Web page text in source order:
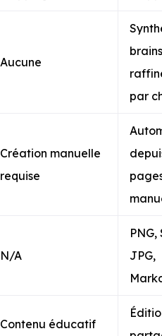
Aucune
par
Création manuelle
requise
N/A
PNG,
JPG,
Contenu éducatif